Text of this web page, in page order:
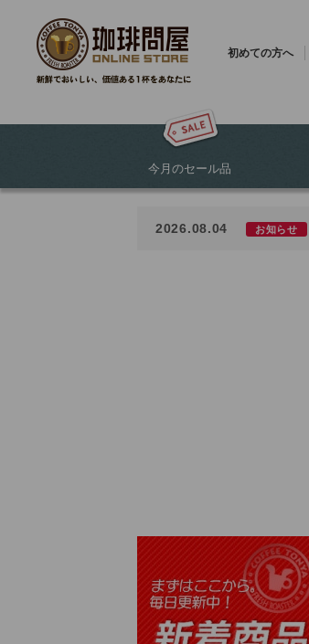
初めての方へ
今月のセール品
2026.08.04 お知らせ